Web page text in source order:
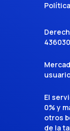
El
0% y
otros
de la